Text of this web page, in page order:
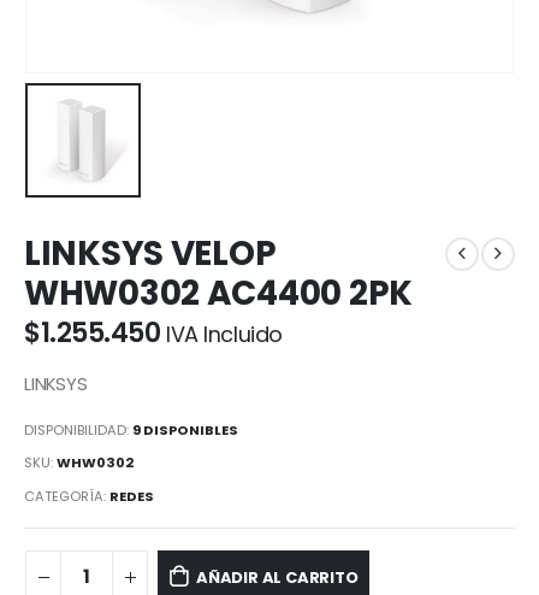
LINKSYS VELOP
WHW0302 AC4400 2PK
$1.255.450 IVA Incluido
LINKSYS
DISPONIBILIDAD: 9 DISPONIBLES
SKU:WHW0302
CATEGORÍA: REDES
AÑADIR AL CARRITO